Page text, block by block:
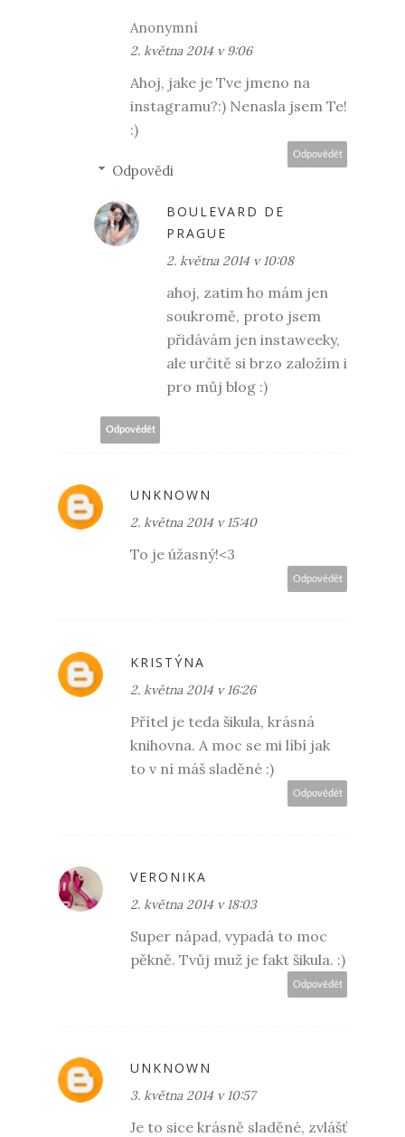
Anonymní
2. května 2014 v 9:06
Ahoj, jake je Tve jmeno na
instagramu?:) Nenasla jsem Te!
:)
Odpovědět
Odpovědi
BOULEVARD DE
PRAGUE
2. května 2014 v 10:08
ahoj, zatim ho mám jen
soukromě, proto jsem
přidávám jen instaweeky,
ale určitě si brzo založím i
pro můj blog :)
Odpovědět
UNKNOWN
2. května 2014 v 15:40
To je úžasný!<3
Odpovědět
KRISTÝNA
2. května 2014 v 16:26
Přítel je teda šikula, krásná
knihovna. A moc se mi líbí jak
to v ní máš sladěné :)
Odpovědět
VERONIKA
2. května 2014 v 18:03
Super nápad, vypadá to moc
pěkně. Tvůj muž je fakt šikula. :)
Odpovědět
UNKNOWN
3. května 2014 v 10:57
Je to sice krásně sladěné, zvlášť